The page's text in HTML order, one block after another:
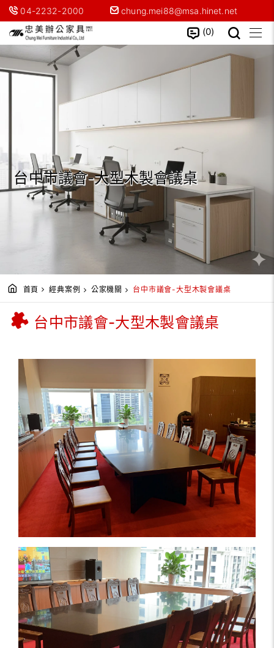
04-2232-2000 chung.mei88@msa.hinet.net
0
台中市議會-大型木製會議桌
首頁 經典案例 公家機關 台中市議會-大型木製會議桌
台中市議會-大型木製會議桌